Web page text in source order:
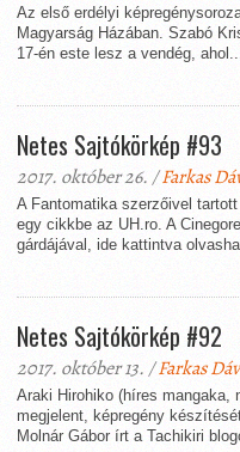
Az első erdélyi
Magyarság Házában. Szabó
17-én este lesz a vendég,
Netes Sajtókörkép #93
2017. október 26. /Farkas
A Fantomatika szerzőivel
egy cikkbe az UH.ro. A
gárdájával, ide kattintva
Netes Sajtókörkép #92
2017. október 13. /Farkas
Araki Hirohiko (híres mangaka,
megjelent, képregény
Molnár Gábor írt a Tachikiri